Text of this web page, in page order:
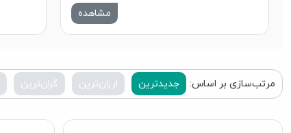
مشاهده
مرتب‌سازی بر اساس: جدیدترین ارزان‌ترین گران‌ترین